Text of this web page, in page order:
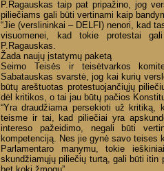
P.Ragauskas taip pat pripažino, jog
piliečiams gali būti vertinami kaip
“Jie (verslininkai – DELFI) nenori, kad
visuomenei, kad tokie protestai
P.Ragauskas.
Žada naujų įstatymų paketą
Seimo Teisės ir teisėtvarkos
Sabatauskas svarstė, jog kai kurių
būtų areštuotas protestuojančiųjų
dėl kritikos, o tai jau būtų pačios
“Yra draudžiama persekioti už
teisme ir tai, kad piliečiai yra
intereso pažeidimo, negali būti
kompetenciją. Nes jie gynė savo teises
Parlamentaro manymu, tokie
skundžiamųjų piliečių turtą, gali būti itin